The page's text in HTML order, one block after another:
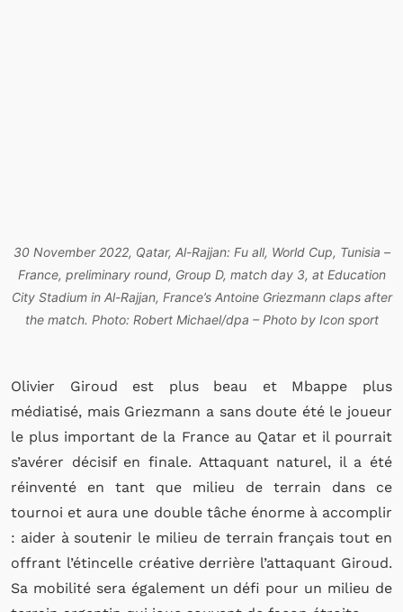
30 November 2022, Qatar, Al-Rajjan: Fu all, World Cup, Tunisia –
France, preliminary round, Group D, match day 3, at Education
City Stadium in Al-Rajjan, France’s Antoine Griezmann claps after
the match. Photo: Robert Michael/dpa – Photo by Icon sport
Olivier Giroud est plus beau et Mbappe plus
médiatisé, mais Griezmann a sans doute été le joueur
le plus important de la France au Qatar et il pourrait
s’avérer décisif en finale. Attaquant naturel, il a été
réinventé en tant que milieu de terrain dans ce
tournoi et aura une double tâche énorme à accomplir
: aider à soutenir le milieu de terrain français tout en
offrant l’étincelle créative derrière l’attaquant Giroud.
Sa mobilité sera également un défi pour un milieu de